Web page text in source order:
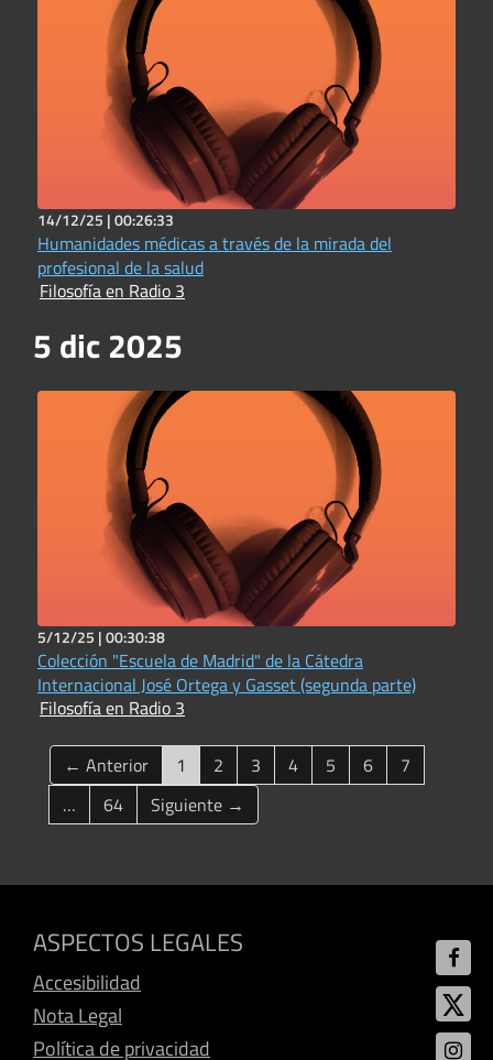
14/12/25 |00:26:33
Humanidades médicas a través de la mirada del
profesional de la salud
Filosofía en Radio 3
5 dic 2025
5/12/25 |00:30:38
Colección "Escuela de Madrid" de la Cátedra
Internacional José Ortega y Gasset (segunda parte)
Filosofía en Radio 3
← Anterior 1 (current)
2 3 4 5 6
7
…
64 Siguiente →
ASPECTOS LEGALES
Accesibilidad
Nota Legal
Política de privacidad